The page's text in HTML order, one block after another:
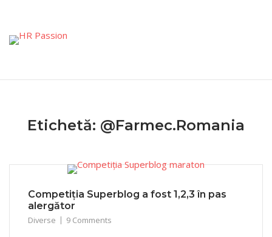
content
Etichetă: @Farmec.Romania
Competiția Superblog a fost 1,2,3 în pas
alergător
Diverse 9 Comments